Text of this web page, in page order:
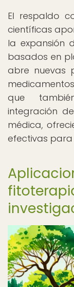
El respaldo
científicas
la expansión
basados en
abre nuevas
que
integración
médica,
efectivas